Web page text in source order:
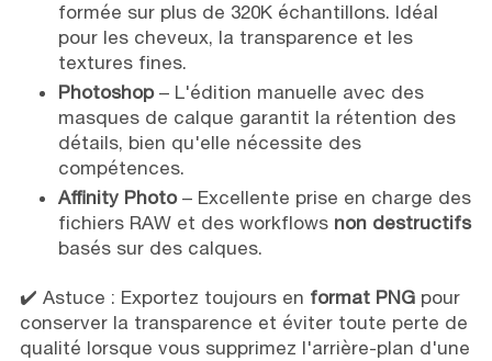
formée sur plus de 320K échantillons. Idéal
pour les cheveux, la transparence et les
textures fines.
Photoshop– L'édition manuelle avec des
masques de calque garantit la rétention des
détails, bien qu'elle nécessite des
compétences.
Affinity Photo– Excellente prise en charge des
fichiers RAW et des workflows non destructifs
basés sur des calques.
✔️ Astuce : Exportez toujours en format PNGpour
conserver la transparence et éviter toute perte de
qualité lorsque vous supprimez l'arrière-plan d'une